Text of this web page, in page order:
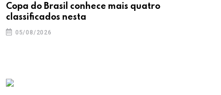
Copa do Brasil conhece mais quatro
classificados nesta
05/08/2026